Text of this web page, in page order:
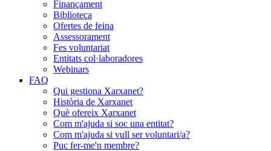
Finançament
Biblioteca
Ofertes de feina
Assessorament
Fes voluntariat
Entitats col·laboradores
Webinars
FAQ
Qui gestiona Xarxanet?
Història de Xarxanet
Què ofereix Xarxanet
Com m'ajuda si soc una entitat?
Com m'ajuda si vull ser voluntari/a?
Puc fer-me'n membre?